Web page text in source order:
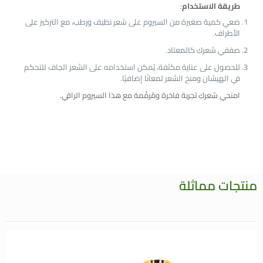
طريقة الاستخدام:
ضعي كمية صغيرة من السيروم على شعر نظيف ورطب، مع التركيز على
الأطراف.
صففي شعركِ كالمعتاد.
للحصول على عناية مكثفة، يُمكن استخدامه على الشعر الجاف للتحكم
في الهيشان ومنح الشعر لمعانًا إضافيًا.
امنحي شعركِ تجربة فاخرة ومُرمِّمة مع هذا السيروم الراقي.
منتجات مماثلة